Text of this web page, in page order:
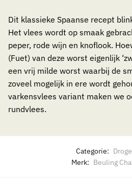
Dit klassieke Spaanse recept
Het vlees wordt op smaak
peper, rode wijn en knoflook.
(Fuet) van deze worst eigenlijk
een vrij milde worst waarbij de
zoveel mogelijk in ere wordt
varkensvlees variant maken we
rundvlees.
Categorie:
Merk: Beuling